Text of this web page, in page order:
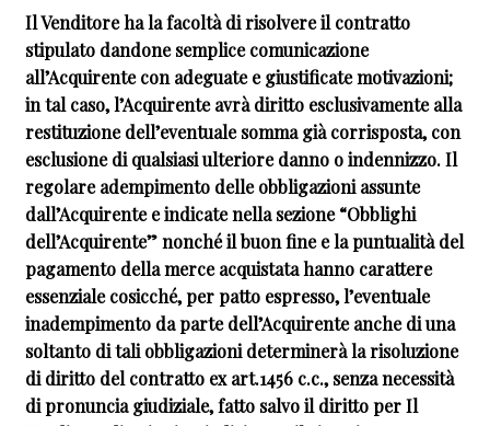
Il Venditore ha la facoltà di risolvere il contratto
stipulato dandone semplice comunicazione
all’Acquirente con adeguate e giustificate motivazioni;
in tal caso, l’Acquirente avrà diritto esclusivamente alla
restituzione dell’eventuale somma già corrisposta, con
esclusione di qualsiasi ulteriore danno o indennizzo. Il
regolare adempimento delle obbligazioni assunte
dall’Acquirente e indicate nella sezione “Obblighi
dell’Acquirente” nonché il buon fine e la puntualità del
pagamento della merce acquistata hanno carattere
essenziale cosicché, per patto espresso, l’eventuale
inadempimento da parte dell’Acquirente anche di una
soltanto di tali obbligazioni determinerà la risoluzione
di diritto del contratto ex art.1456 c.c., senza necessità
di pronuncia giudiziale, fatto salvo il diritto per Il